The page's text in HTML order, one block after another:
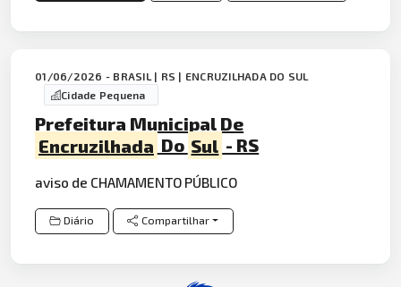
01/06/2026 - BRASIL | RS | ENCRUZILHADA DO SUL
Cidade Pequena
Prefeitura Municipal De
Encruzilhada Do Sul - RS
aviso de CHAMAMENTO PÚBLICO
Diário Compartilhar